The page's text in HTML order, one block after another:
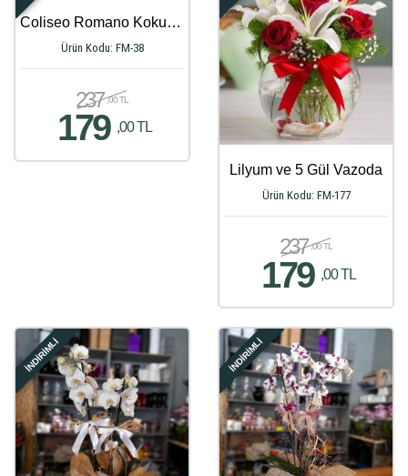
Coliseo Romano Kokulu Lilyumlar
Ürün Kodu: FM-38
237 ,00 TL
179 ,00 TL
Lilyum ve 5 Gül Vazoda
Ürün Kodu: FM-177
237 ,00 TL
179 ,00 TL
İNDİRİMLİ İNDİRİMLİ